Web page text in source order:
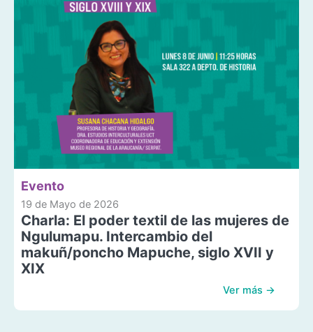
Evento
19 de Mayo de 2026
Charla: El poder textil de las mujeres de
Ngulumapu. Intercambio del
makuñ/poncho Mapuche, siglo XVII y
XIX
Ver más →